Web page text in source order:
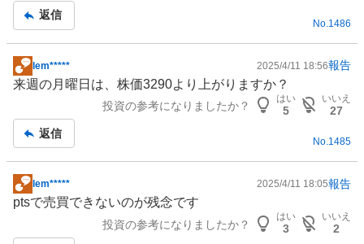
事
返信
No. 1486
掲
示
事
lem***** 2025/4/11 18:56報告
来週の月曜日は、株価3290より上がりますか？
投資の参考になりましたか？
はい
5
いいえ
27
返信
No.1485
掲
示
lem***** 2025/4/11 18:05報告
ptsで売買できないのが残念です
投資の参考になりましたか？
はい
3
いいえ
2